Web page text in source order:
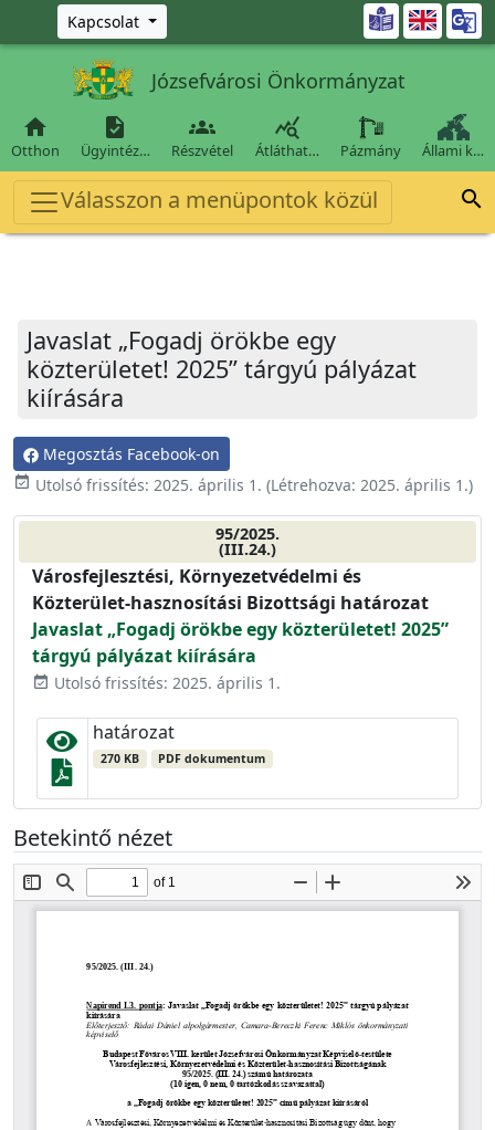
Ugrás a fő tartalomra
Kapcsolat 
Józsefvárosi Önkormányzat

Otthon

Ügyintéz…

Részvétel

Átláthat… Pázmány Állami k…
Válasszon a menüpontok közül 
Javaslat „Fogadj örökbe egy
közterületet! 2025” tárgyú pályázat
kiírására
Megosztás Facebook-on
event_available Utolsó frissítés: 2025. április 1. (Létrehozva: 2025. április 1.)
95/2025.
(III.24.)
Városfejlesztési, Környezetvédelmi és
Közterület-hasznosítási Bizottsági határozat
Javaslat „Fogadj örökbe egy közterületet! 2025”
tárgyú pályázat kiírására
event_available Utolsó frissítés: 2025. április 1.
határozat
270 KB PDF dokumentum
Betekintő nézet